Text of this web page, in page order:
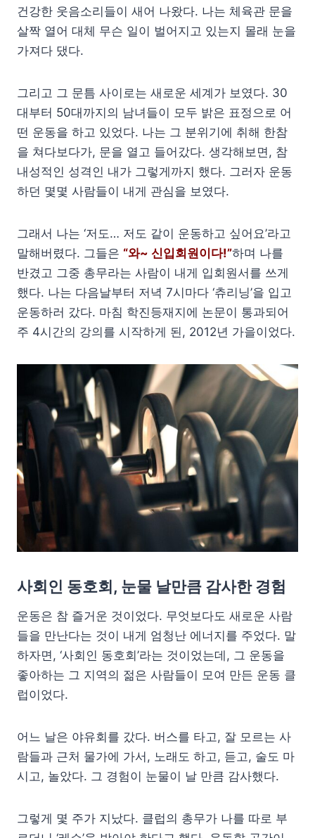
건강한 웃음소리들이 새어 나왔다. 나는 체육관 문을
살짝 열어 대체 무슨 일이 벌어지고 있는지 몰래 눈을
가져다 댔다.
그리고 그 문틈 사이로는 새로운 세계가 보였다. 30
대부터 50대까지의 남녀들이 모두 밝은 표정으로 어
떤 운동을 하고 있었다. 나는 그 분위기에 취해 한참
을 쳐다보다가, 문을 열고 들어갔다. 생각해보면, 참
내성적인 성격인 내가 그렇게까지 했다. 그러자 운동
하던 몇몇 사람들이 내게 관심을 보였다.
그래서 나는 ‘저도… 저도 같이 운동하고 싶어요’라고
말해버렸다. 그들은 “와~ 신입회원이다!”하며 나를
반겼고 그중 총무라는 사람이 내게 입회원서를 쓰게
했다. 나는 다음날부터 저녁 7시마다 ‘츄리닝’을 입고
운동하러 갔다. 마침 학진등재지에 논문이 통과되어
주 4시간의 강의를 시작하게 된, 2012년 가을이었다.
사회인 동호회, 눈물 날만큼 감사한 경험
운동은 참 즐거운 것이었다. 무엇보다도 새로운 사람
들을 만난다는 것이 내게 엄청난 에너지를 주었다. 말
하자면, ‘사회인 동호회’라는 것이었는데, 그 운동을
좋아하는 그 지역의 젊은 사람들이 모여 만든 운동 클
럽이었다.
어느 날은 야유회를 갔다. 버스를 타고, 잘 모르는 사
람들과 근처 물가에 가서, 노래도 하고, 듣고, 술도 마
시고, 놀았다. 그 경험이 눈물이 날 만큼 감사했다.
그렇게 몇 주가 지났다. 클럽의 총무가 나를 따로 부